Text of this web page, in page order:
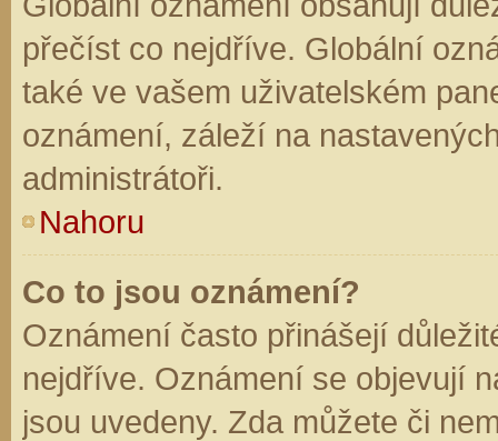
přečíst co nejdříve. Globální
také ve vašem uživatelském
oznámení, záleží na
administrátoři.
Nahoru
Co to jsou oznámení?
Oznámení často přinášejí
nejdříve. Oznámení se objevují
jsou uvedeny. Zda můžete či